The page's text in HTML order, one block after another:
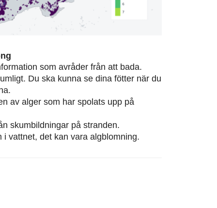
som avråder från att bada.
Du ska kunna se dina fötter när du
av alger som har spolats upp på
skumbildningar på stranden.
i vattnet, det kan vara algblomning.